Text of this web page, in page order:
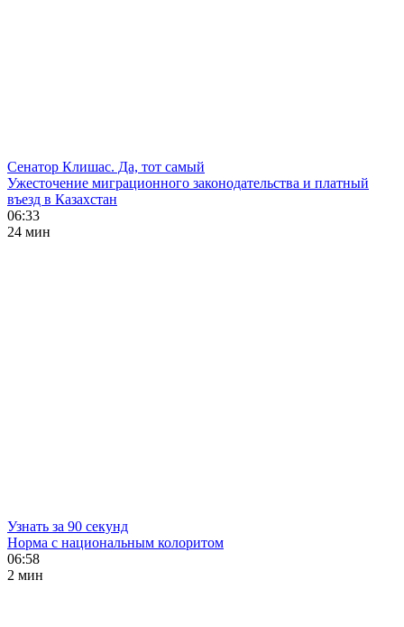
Сенатор Клишас. Да, тот самый
Ужесточение миграционного законодательства и платный
въезд в Казахстан
06:33
24 мин
Узнать за 90 секунд
Норма с национальным колоритом
06:58
2 мин